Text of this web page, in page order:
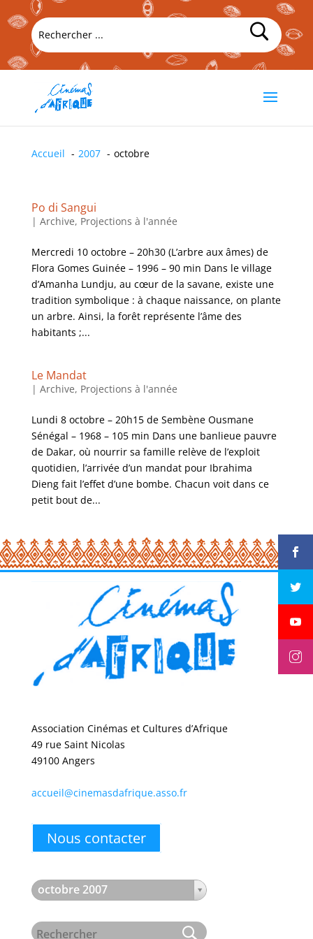
Accueil 2007 octobre
Po di Sangui
| Archive, Projections à l'année
Mercredi 10 octobre – 20h30 (L’arbre aux âmes) de
Flora Gomes Guinée – 1996 – 90 min Dans le village
d’Amanha Lundju, au cœur de la savane, existe une
tradition symbolique : à chaque naissance, on plante
un arbre. Ainsi, la forêt représente l’âme des
habitants ;...
Le Mandat
| Archive, Projections à l'année
Lundi 8 octobre – 20h15 de Sembène Ousmane
Sénégal – 1968 – 105 min Dans une banlieue pauvre
de Dakar, où nourrir sa famille relève de l’exploit
quotidien, l’arrivée d’un mandat pour Ibrahima
Dieng fait l’effet d’une bombe. Chacun voit dans ce
petit bout de...
Association Cinémas et Cultures d’Afrique
49 rue Saint Nicolas
49100 Angers
accueil@cinemasdafrique.asso.fr
Nous contacter
octobre 2007